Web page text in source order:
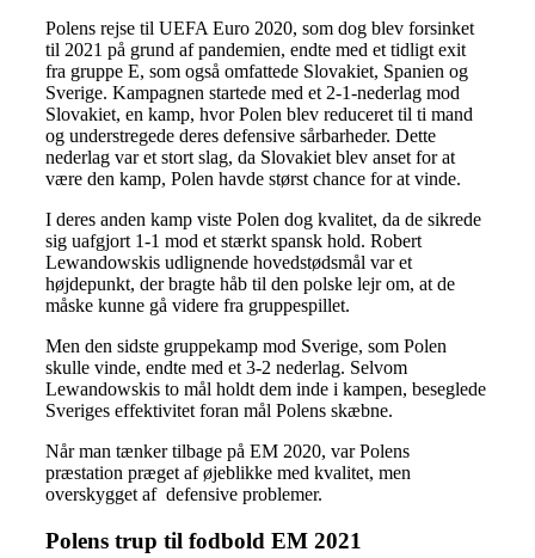
Polens rejse til UEFA Euro 2020, som dog blev forsinket
til 2021 på grund af pandemien, endte med et tidligt exit
fra gruppe E, som også omfattede Slovakiet, Spanien og
Sverige. Kampagnen startede med et 2-1-nederlag mod
Slovakiet, en kamp, hvor Polen blev reduceret til ti mand
og understregede deres defensive sårbarheder. Dette
nederlag var et stort slag, da Slovakiet blev anset for at
være den kamp, Polen havde størst chance for at vinde.
I deres anden kamp viste Polen dog kvalitet, da de sikrede
sig uafgjort 1-1 mod et stærkt spansk hold. Robert
Lewandowskis udlignende hovedstødsmål var et
højdepunkt, der bragte håb til den polske lejr om, at de
måske kunne gå videre fra gruppespillet.
Men den sidste gruppekamp mod Sverige, som Polen
skulle vinde, endte med et 3-2 nederlag. Selvom
Lewandowskis to mål holdt dem inde i kampen, beseglede
Sveriges effektivitet foran mål Polens skæbne.
Når man tænker tilbage på EM 2020, var Polens
præstation præget af øjeblikke med kvalitet, men
overskygget af defensive problemer.
Polens trup til fodbold EM 2021